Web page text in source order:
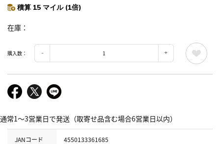
積算 15 マイル (1倍)
在庫
購入数：
通常1～3営業日で発送（取寄せ品含む場合6営業日以内）
JANコード 4550133361685